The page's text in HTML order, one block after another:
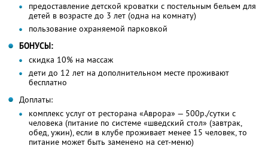
предоставление детской кроватки с постельным бельем для
детей в возрасте до 3 лет (одна на комнату)
пользование охраняемой парковкой
БОНУСЫ:
скидка 10% на массаж
дети до 12 лет на дополнительном месте проживают
бесплатно
Доплаты:
комплекс услуг от ресторана «Аврора» — 500р./сутки с
человека (питание по системе «шведский стол» (завтрак,
обед, ужин), если в клубе проживает менее 15 человек, то
питание может быть заменено на сет-меню)